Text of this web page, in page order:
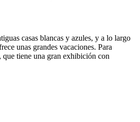
casas blancas y azules, y a lo largo
unas grandes vacaciones. Para
tiene una gran exhibición con